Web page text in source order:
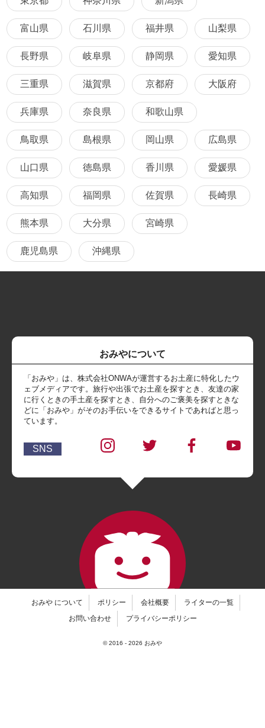
富山県 石川県 福井県 山梨県
長野県 岐阜県 静岡県 愛知県
三重県 滋賀県 京都府 大阪府
兵庫県 奈良県 和歌山県
鳥取県 島根県 岡山県 広島県
山口県 徳島県 香川県 愛媛県
高知県 福岡県 佐賀県 長崎県
熊本県 大分県 宮崎県
鹿児島県 沖縄県
おみやについて
「おみや」は、株式会社ONWAが運営するお土産に特化したウ
ェブメディアです。旅行や出張でお土産を探すとき、友達の家
に行くときの手土産を探すとき、自分へのご褒美を探すときな
どに「おみや」がそのお手伝いをできるサイトであればと思っ
ています。
SNS
おみや について ポリシー 会社概要
ライターの一覧
お問い合わせ
プライバシーポリシー
© 2016 - 2026 おみや